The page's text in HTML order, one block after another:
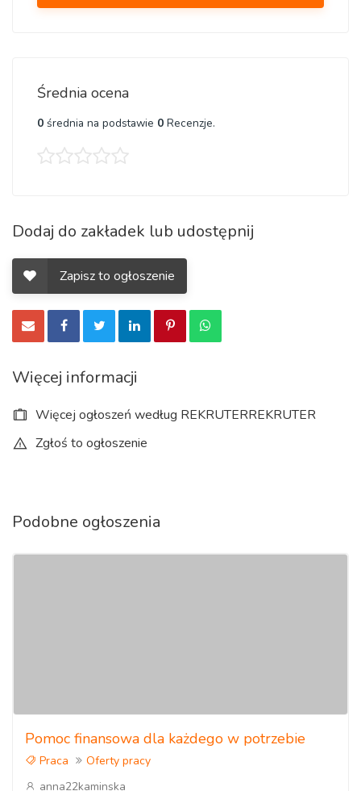
Średnia ocena
0 średnia na podstawie 0 Recenzje.
Dodaj do zakładek lub udostępnij
Zapisz to ogłoszenie
Więcej informacji
Więcej ogłoszeń według REKRUTERREKRUTER
Zgłoś to ogłoszenie
Podobne ogłoszenia
Pomoc finansowa dla każdego w potrzebie
Praca
Oferty pracy
anna22kaminska